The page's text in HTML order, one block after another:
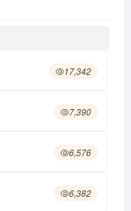
17,342
7,390
6,576
6,382